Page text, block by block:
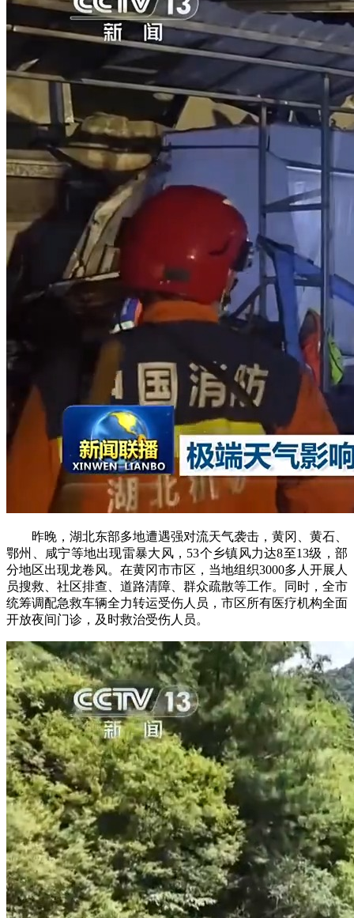
昨晚，湖北东部多地遭遇强对流天气袭击，黄冈、黄石、
鄂州、咸宁等地出现雷暴大风，53个乡镇风力达8至13级，部
分地区出现龙卷风。在黄冈市市区，当地组织3000多人开展人
员搜救、社区排查、道路清障、群众疏散等工作。同时，全市
统筹调配急救车辆全力转运受伤人员，市区所有医疗机构全面
开放夜间门诊，及时救治受伤人员。